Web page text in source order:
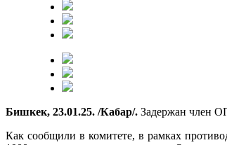
Бишкек, 23.01.25. /Кабар/. Задержан член
Как сообщили в комитете, в рамках